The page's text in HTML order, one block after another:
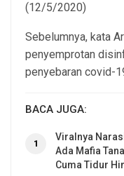
(12/5/2020)
Sebelumnya, kata
penyemprotan
penyebaran covid-
BACA JUGA:
1
Viralnya
Ada Mafia
Cuma Tidur